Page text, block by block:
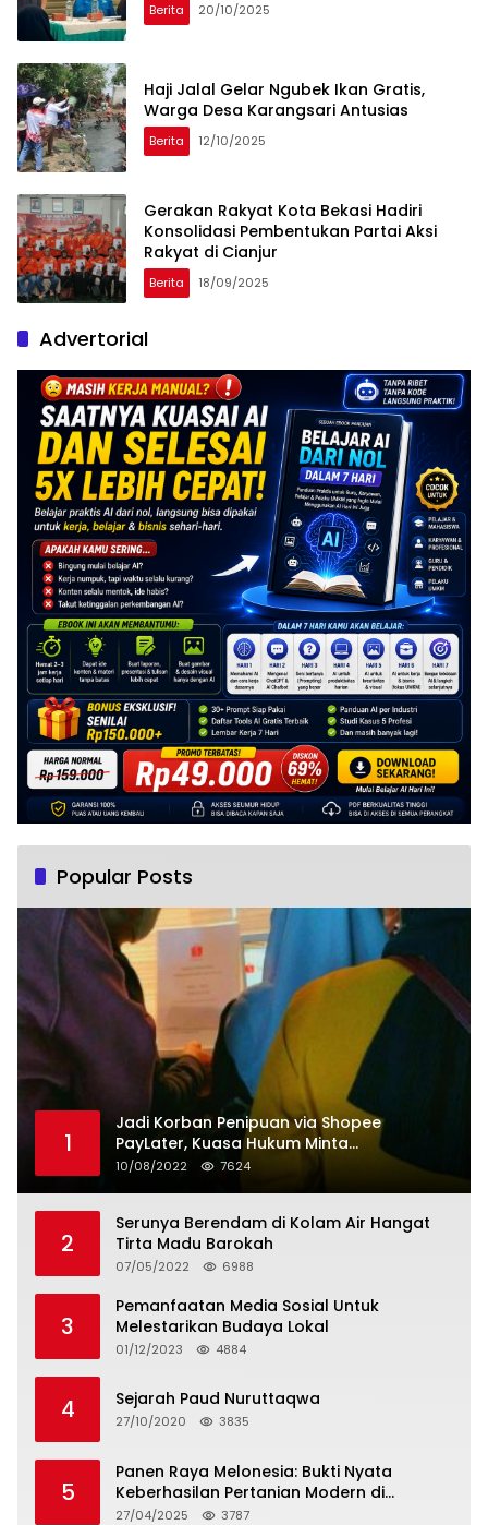
Berita 20/10/2025
Haji Jalal Gelar Ngubek Ikan Gratis,
Warga Desa Karangsari Antusias
Berita 12/10/2025
Gerakan Rakyat Kota Bekasi Hadiri
Konsolidasi Pembentukan Partai Aksi
Rakyat di Cianjur
Berita 18/09/2025
Advertorial
Popular Posts
1
Jadi Korban Penipuan via Shopee
PayLater, Kuasa Hukum Minta
Penangguhan Tagihan dan Hapus Bunga
10/08/2022 7624
2
Serunya Berendam di Kolam Air Hangat
Tirta Madu Barokah
07/05/2022 6988
3
Pemanfaatan Media Sosial Untuk
Melestarikan Budaya Lokal
01/12/2023 4884
4 Sejarah Paud Nuruttaqwa
27/10/2020 3835
5
Panen Raya Melonesia: Bukti Nyata
Keberhasilan Pertanian Modern di
Kabupaten Bekasi
27/04/2025 3787